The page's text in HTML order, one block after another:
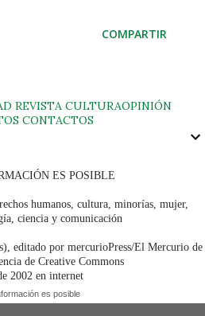
COMPARTIR
REVISTA CULTURAOPINIÓN
CONTACTOS
ES POSIBLE
humanos, cultura, minorías, mujer,
ciencia y comunicación
editado por mercurioPress/El Mercurio de
de Creative Commons
2002 en internet
es posible